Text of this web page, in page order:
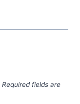
Required fields are